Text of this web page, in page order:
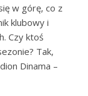
w górę, co z
klubowy i
Czy ktoś
Tak,
Dinama –